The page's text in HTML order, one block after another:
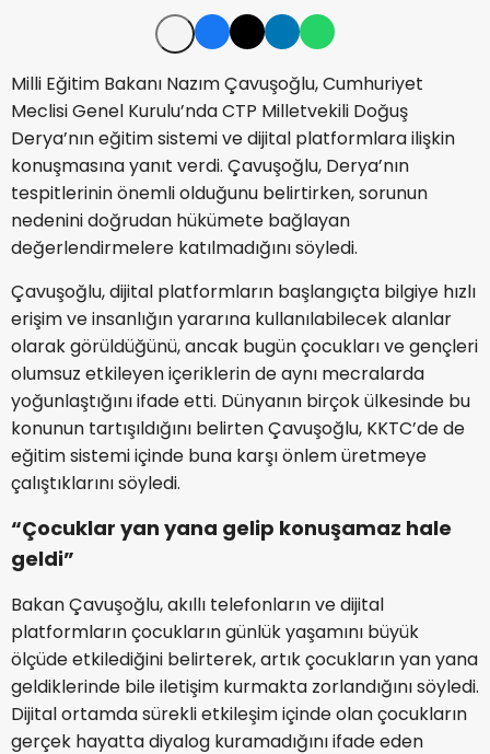
Milli Eğitim Bakanı Nazım Çavuşoğlu, Cumhuriyet
Meclisi Genel Kurulu’nda CTP Milletvekili Doğuş
Derya’nın eğitim sistemi ve dijital platformlara ilişkin
konuşmasına yanıt verdi. Çavuşoğlu, Derya’nın
tespitlerinin önemli olduğunu belirtirken, sorunun
nedenini doğrudan hükümete bağlayan
değerlendirmelere katılmadığını söyledi.
Çavuşoğlu, dijital platformların başlangıçta bilgiye hızlı
erişim ve insanlığın yararına kullanılabilecek alanlar
olarak görüldüğünü, ancak bugün çocukları ve gençleri
olumsuz etkileyen içeriklerin de aynı mecralarda
yoğunlaştığını ifade etti. Dünyanın birçok ülkesinde bu
konunun tartışıldığını belirten Çavuşoğlu, KKTC’de de
eğitim sistemi içinde buna karşı önlem üretmeye
çalıştıklarını söyledi.
“Çocuklar yan yana gelip konuşamaz hale
geldi”
Bakan Çavuşoğlu, akıllı telefonların ve dijital
platformların çocukların günlük yaşamını büyük
ölçüde etkilediğini belirterek, artık çocukların yan yana
geldiklerinde bile iletişim kurmakta zorlandığını söyledi.
Dijital ortamda sürekli etkileşim içinde olan çocukların
gerçek hayatta diyalog kuramadığını ifade eden